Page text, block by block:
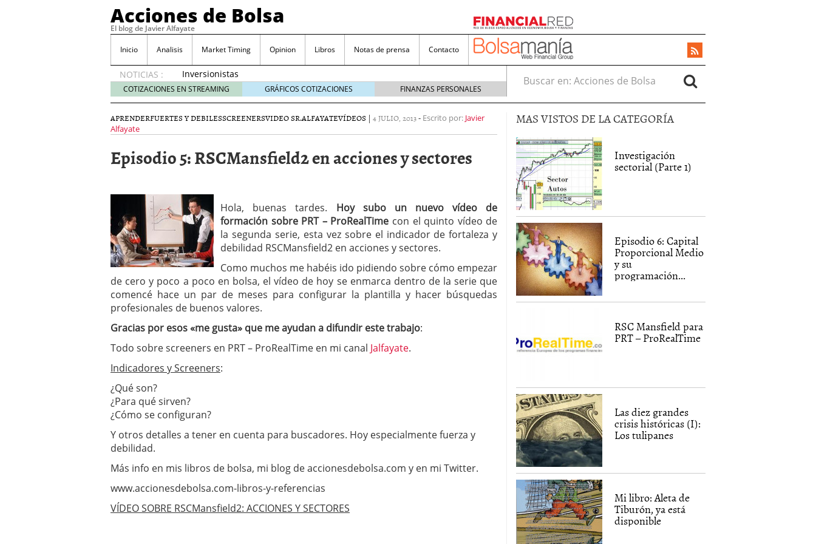
Acciones de Bolsa
El blog de Javier Alfayate
Inicio Analisis Market Timing Opinion Libros Notas de prensa Contacto
NOTICIAS :
Inversionistas
VIP en
México
creciente
interés
mayo 8,
noviembre 30, 2024
Entendiendo los ETF de Bitcoin noviembre 22, 2024
Dividend Kings: empresas que destacan por sus dividendos constantes
noviembre 12, 2024
Descubre RealAdvisor: Una poderosa herramienta para tus inversiones
inmobiliarias
COTIZACIONES EN STREAMING GRÁFICOS COTIZACIONES FINANZAS PERSONALES
Buscar en:
APRENDERFUERTES Y DEBILESSCREENERSVIDEO SR.ALFAYATEVÍDEOS | 4 JULIO, 2013- Escrito por: Javier
Alfayate
Episodio 5: RSCMansfield2 en acciones y sectores
Hola, buenas tardes. Hoy subo un nuevo vídeo de
formación sobre PRT – ProRealTime con el quinto vídeo de
la segunda serie, esta vez sobre el indicador de fortaleza y
debilidad RSCMansfield2 en acciones y sectores.
Como muchos me habéis ido pidiendo sobre cómo empezar
de cero y poco a poco en bolsa, el vídeo de hoy se enmarca dentro de la serie que
comencé hace un par de meses para configurar la plantilla y hacer búsquedas
profesionales de buenos valores.
Gracias por esos «me gusta» que me ayudan a difundir este trabajo:
Todo sobre screeners en PRT – ProRealTime en mi canal Jalfayate.
Indicadores y Screeners:
¿Qué son?
¿Para qué sirven?
¿Cómo se configuran?
Y otros detalles a tener en cuenta para buscadores. Hoy especialmente fuerza y
debilidad.
Más info en mis libros de bolsa, mi blog de accionesdebolsa.com y en mi Twitter.
www.accionesdebolsa.com-libros-y-referen­cias
VÍDEO SOBRE RSCMansfield2: ACCIONES Y SECTORES
MAS VISTOS DE LA CATEGORÍA
Investigación
sectorial (Parte 1)
Episodio 6: Capital
Proporcional Medio
y su
programación...
RSC Mansfield para
PRT – ProRealTime
Las diez grandes
crisis históricas (I):
Los tulipanes
Mi libro: Aleta de
Tiburón, ya está
disponible